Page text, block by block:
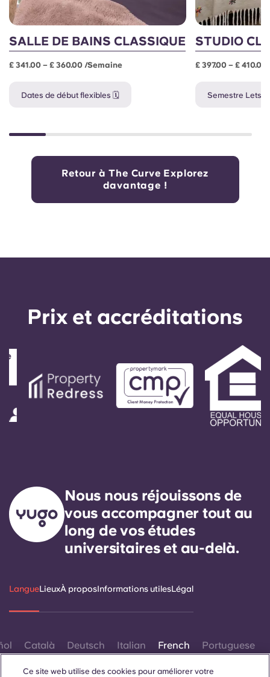
SALLE DE BAINS CLASSIQUE
£ 341.00 – £ 360.00 /semaine
Dates de début flexibles 🗓️
STUDIO
£ 397.00 – £
Semestre Lets
Retour à The Curve Explorez
davantage !
Prix ​​et accréditations
Nous nous réjouissons de
vous accompagner tout au
long de vos études
universitaires et au-delà.
LangueLieuxÀ proposInformations utilesLégal
Català Deutsch Italian French Portuguese
Ce site web utilise des cookies pour améliorer votre